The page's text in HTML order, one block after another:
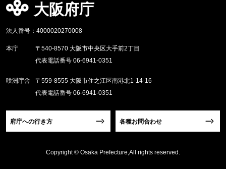
大阪府庁
法人番号：4000020270008
本庁
〒540-8570 大阪市中央区大手前2丁目
代表電話番号 06-6941-0351
咲洲庁舎
〒559-8555 大阪市住之江区南港北1-14-16
代表電話番号 06-6941-0351
府庁への行き方 各種お問合わせ
Copyright © Osaka Prefecture,All rights reserved.